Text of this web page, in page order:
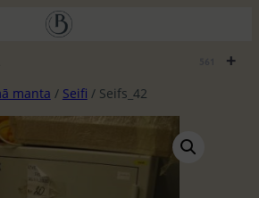
+
manta / Seifi / Seifs_42